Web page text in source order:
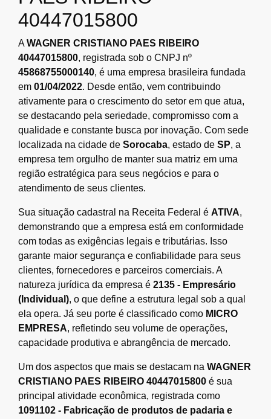
40447015800
AWAGNER CRISTIANO PAES RIBEIRO
40447015800, registrada sob o CNPJ nº
45868755000140, é uma empresa brasileira fundada
em 01/04/2022. Desde então, vem contribuindo
ativamente para o crescimento do setor em que atua,
se destacando pela seriedade, compromisso com a
qualidade e constante busca por inovação. Com sede
localizada na cidade de Sorocaba, estado de SP, a
empresa tem orgulho de manter sua matriz em uma
região estratégica para seus negócios e para o
atendimento de seus clientes.
Sua situação cadastral na Receita Federal é ATIVA,
demonstrando que a empresa está em conformidade
com todas as exigências legais e tributárias. Isso
garante maior segurança e confiabilidade para seus
clientes, fornecedores e parceiros comerciais. A
natureza jurídica da empresa é 2135 - Empresário
(Individual), o que define a estrutura legal sob a qual
ela opera. Já seu porte é classificado como MICRO
EMPRESA, refletindo seu volume de operações,
capacidade produtiva e abrangência de mercado.
Um dos aspectos que mais se destacam na WAGNER
CRISTIANO PAES RIBEIRO 40447015800 é sua
principal atividade econômica, registrada como
1091102 - Fabricação de produtos de padaria e